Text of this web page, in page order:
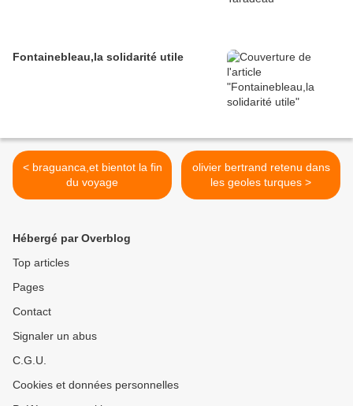
Fontainebleau,la solidarité utile
< braguanca,et bientot la fin
du voyage
olivier bertrand retenu dans
les geoles turques >
Hébergé par Overblog
Top articles
Pages
Contact
Signaler un abus
C.G.U.
Cookies et données personnelles